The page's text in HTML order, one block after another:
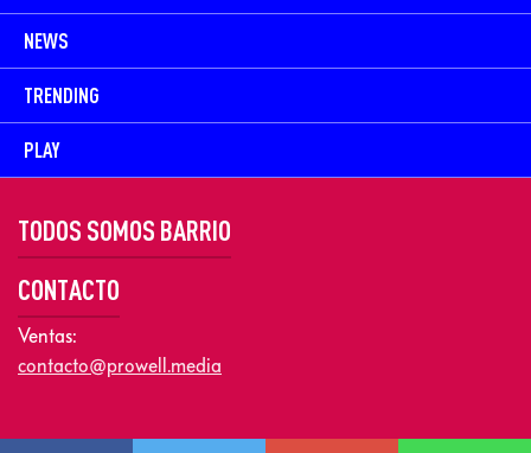
NEWS
TRENDING
PLAY
TODOS SOMOS BARRIO
CONTACTO
Ventas:
contacto@prowell.media